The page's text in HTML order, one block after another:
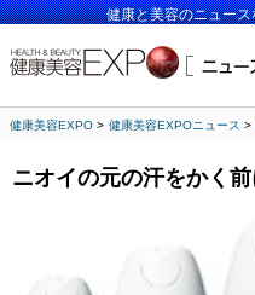
健康と美容のニュー
健康美容EXPO 健康美容EXPOニュース
ニオイの元の汗をかく